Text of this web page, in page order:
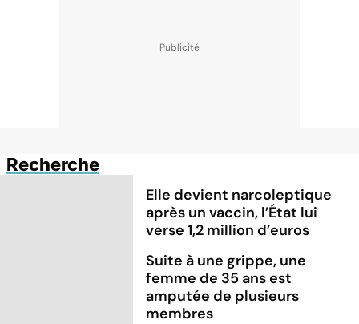
Recherche
Elle devient narcoleptique
après un vaccin, l’État lui
verse 1,2 million d’euros
Suite à une grippe, une
femme de 35 ans est
amputée de plusieurs
membres